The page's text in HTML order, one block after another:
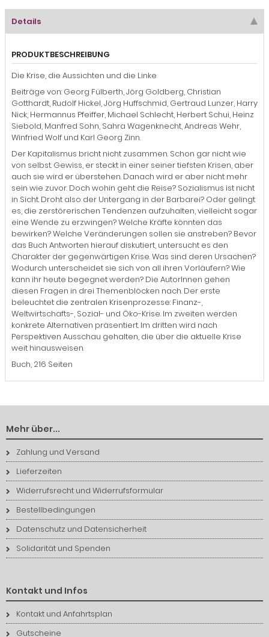
Details
PRODUKTBESCHREIBUNG
Die Krise, die Aussichten und die Linke
Beiträge von: Georg Fülberth, Jörg Goldberg, Christian
Gotthardt, Rudolf Hickel, Jörg Huffschmid, Gertraud Lunzer, Harry
Nick, Hermannus Pfeiffer, Michael Schlecht, Herbert Schui, Heinz
Siebold, Manfred Sohn, Sahra Wagenknecht, Andreas Wehr,
Winfried Wolf und Karl Georg Zinn.
Der Kapitalismus bricht nicht zusammen. Schon gar nicht wie
von selbst. Gewiss, er steckt in einer seiner tiefsten Krisen, aber
auch sie wird er überstehen. Danach wird er aber nicht mehr
sein wie zuvor. Doch wohin geht die Reise? Sozialismus ist nicht
in Sicht. Droht also der Untergang in der Barbarei? Oder gelingt
es, die zerstörerischen Tendenzen aufzuhalten, vielleicht sogar
eine Wende zu erzwingen? Welche Kräfte könnten das
bewirken? Welche Veränderungen sollen sie anstreben? Bevor
das Buch Antworten hierauf diskutiert, untersucht es den
Charakter der gegenwärtigen Krise. Was sind deren Ursachen?
Wodurch unterscheidet sie sich von all ihren Vorläufern? Wie
kann ihr heute begegnet werden? Die AutorInnen gehen
diesen Fragen in drei Themenblöcken nach. Der erste
beleuchtet die zentralen Krisenprozesse: Finanz-,
Weltwirtschafts-, Sozial- und Öko-Krise. Im zweiten werden
konkrete Alternativen präsentiert. Im dritten wird nach
Perspektiven Ausschau gehalten, die über die aktuelle Krise
weit hinausweisen.
Buch, 216 Seiten
Mehr über...
Zahlung und Versand
Lieferzeiten
Widerrufsrecht und Widerrufsformular
Bestellbedingungen
Datenschutz und Datensicherheit
Solidarität und Spenden
Kontakt und Infos
Kontakt und Anfahrtsplan
Gutscheine